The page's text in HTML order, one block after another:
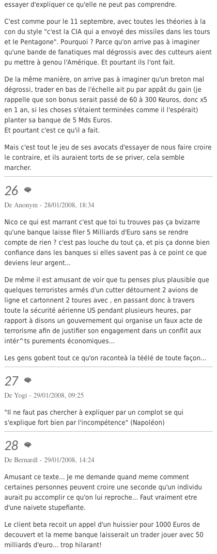
essayer d'expliquer ce qu'elle ne peut pas comprendre.
C'est comme pour le 11 septembre, avec toutes les théories à la
con du style "c'est la CIA qui a envoyé des missiles dans les tours
et le Pentagone". Pourquoi ? Parce qu'on arrive pas à imaginer
qu'une bande de fanatiques mal dégrossis avec des cutteurs aient
pu mettre à genou l'Amérique. Et pourtant ils l'ont fait.
De la même manière, on arrive pas à imaginer qu'un breton mal
dégrossi, trader en bas de l'échelle ait pu par appât du gain (je
rappelle que son bonus serait passé de 60 à 300 Keuros, donc x5
en 1 an, si les choses s'étaient terminées comme il l'espérait)
planter sa banque de 5 Mds Euros.
Et pourtant c'est ce qu'il a fait.
Mais c'est tout le jeu de ses avocats d'essayer de nous faire croire
le contraire, et ils auraient torts de se priver, cela semble
marcher.
26
De Anonym - 28/01/2008, 18:34
Nico ce qui est marrant c'est que toi tu trouves pas ça bvizarre
qu'une banque laisse filer 5 Milliards d'Euro sans se rendre
compte de rien ? c'est pas louche du tout ça, et pis ça donne bien
confiance dans les banques si elles savent pas à ce point ce que
deviens leur argent...
De même il est amusant de voir que tu penses plus plausible que
quelques terroristes armés d'un cutter détournent 2 avions de
ligne et cartonnent 2 toures avec , en passant donc à travers
toute la sécurité aérienne US pendant plusieurs heures, par
rapport à disons un gouvernement qui organise un faux acte de
terrorisme afin de justifier son engagement dans un conflit aux
intér^ts purements économiques...
Les gens gobent tout ce qu'on raconteà la téélé de toute façon...
27
De Yogi - 29/01/2008, 09:25
"Il ne faut pas chercher à expliquer par un complot se qui
s'explique fort bien par l'incompétence" (Napoléon)
28
De Bernardl - 29/01/2008, 14:24
Amusant ce texte... Je me demande quand meme comment
certaines personnes peuvent croire une seconde qu'un individu
aurait pu accomplir ce qu'on lui reproche... Faut vraiment etre
d'une naivete stupefiante.
Le client beta recoit un appel d'un huissier pour 1000 Euros de
decouvert et la meme banque laisserait un trader jouer avec 50
milliards d'euro... trop hilarant!